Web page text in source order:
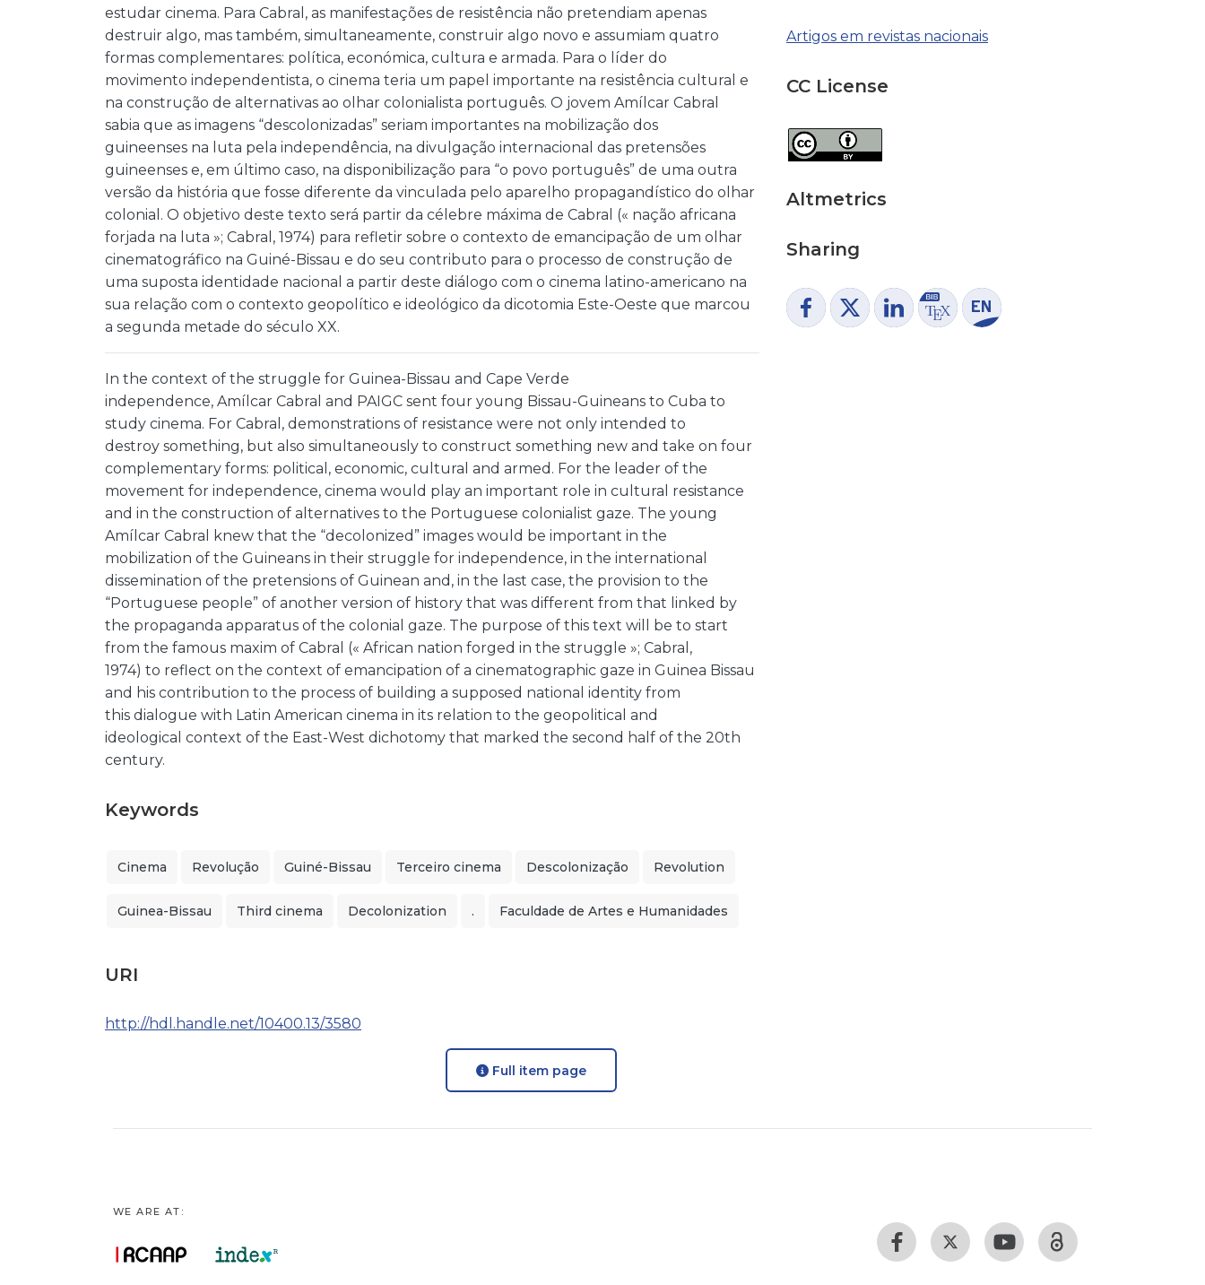
estudar cinema. Para Cabral, as manifestações de resistência não pretendiam apenas
destruir algo, mas também, simultaneamente, construir algo novo e assumiam quatro
formas complementares: política, económica, cultura e armada. Para o líder do
movimento independentista, o cinema teria um papel importante na resistência cultural e
na construção de alternativas ao olhar colonialista português. O jovem Amílcar Cabral
sabia que as imagens “descolonizadas” seriam importantes na mobilização dos
guineenses na luta pela independência, na divulgação internacional das pretensões
guineenses e, em último caso, na disponibilização para “o povo português” de uma outra
versão da história que fosse diferente da vinculada pelo aparelho propagandístico do olhar
colonial. O objetivo deste texto será partir da célebre máxima de Cabral (« nação africana
forjada na luta »; Cabral, 1974) para refletir sobre o contexto de emancipação de um olhar
cinematográfico na Guiné-Bissau e do seu contributo para o processo de construção de
uma suposta identidade nacional a partir deste diálogo com o cinema latino-americano na
sua relação com o contexto geopolítico e ideológico da dicotomia Este-Oeste que marcou
a segunda metade do século XX.
In the context of the struggle for Guinea-Bissau and Cape Verde
independence, Amílcar Cabral and PAIGC sent four young Bissau-Guineans to Cuba to
study cinema. For Cabral, demonstrations of resistance were not only intended to
destroy something, but also simultaneously to construct something new and take on four
complementary forms: political, economic, cultural and armed. For the leader of the
movement for independence, cinema would play an important role in cultural resistance
and in the construction of alternatives to the Portuguese colonialist gaze. The young
Amílcar Cabral knew that the “decolonized” images would be important in the
mobilization of the Guineans in their struggle for independence, in the international
dissemination of the pretensions of Guinean and, in the last case, the provision to the
“Portuguese people” of another version of history that was different from that linked by
the propaganda apparatus of the colonial gaze. The purpose of this text will be to start
from the famous maxim of Cabral (« African nation forged in the struggle »; Cabral,
1974) to reflect on the context of emancipation of a cinematographic gaze in Guinea Bissau
and his contribution to the process of building a supposed national identity from
this dialogue with Latin American cinema in its relation to the geopolitical and
ideological context of the East-West dichotomy that marked the second half of the 20th
century.
Keywords
Cinema Revolução Guiné-Bissau Terceiro cinema Descolonização Revolution
Guinea-Bissau Third cinema Decolonization . Faculdade de Artes e Humanidades
URI
http://hdl.handle.net/10400.13/3580
Artigos em revistas nacionais
CC License
Altmetrics
Sharing
Full item page
WE ARE AT: